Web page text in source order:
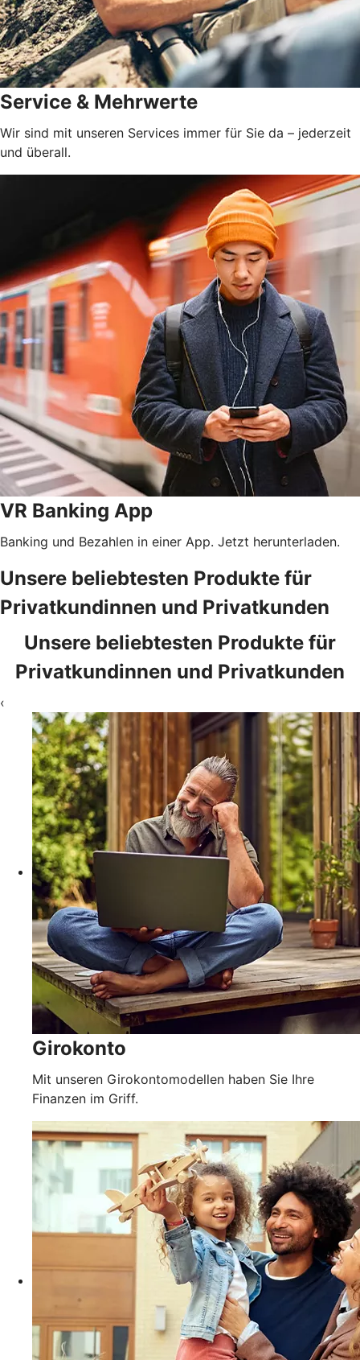
Service & Mehrwerte
Wir sind mit unseren Services immer für Sie da – jederzeit
und überall.
VR Banking App
Banking und Bezahlen in einer App. Jetzt herunterladen.
Unsere beliebtesten Produkte für
Privatkundinnen und Privatkunden
Unsere beliebtesten Produkte für
Privatkundinnen und Privatkunden
‹
Girokonto
Mit unseren Girokontomodellen haben Sie Ihre
Finanzen im Griff.